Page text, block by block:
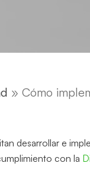
»Cómo
desarrollar e
con la